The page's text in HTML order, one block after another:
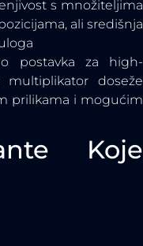
s množiteljima
ali središnja
postavka za high-
doseže
prilikama i mogućim
Koje